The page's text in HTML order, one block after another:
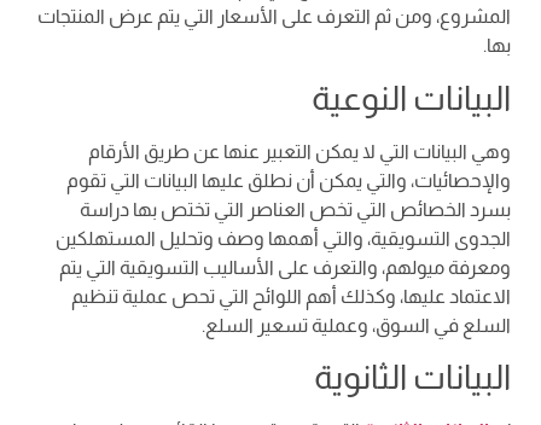
المشروع، ومن ثم التعرف على الأسعار التي يتم عرض المنتجات
بها.
البيانات النوعية
وهي البيانات التي لا يمكن التعبير عنها عن طريق الأرقام
والإحصائيات، والتي يمكن أن نطلق عليها البيانات التي تقوم
بسرد الخصائص التي تخص العناصر التي تختص بها دراسة
الجدوى التسويقية، والتي أهمها وصف وتحليل المستهلكين
ومعرفة ميولهم، والتعرف على الأساليب التسويقية التي يتم
الاعتماد عليها، وكذلك أهم اللوائح التي تحص عملية تنظيم
السلع في السوق، وعملية تسعير السلع.
البيانات الثانوية